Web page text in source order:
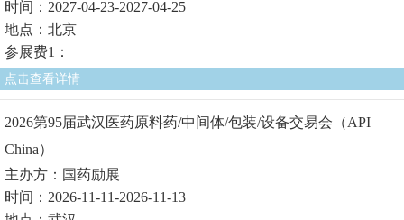
时间：2027-04-23-2027-04-25
地点：北京
参展费1：
点击查看详情
2026第95届武汉医药原料药/中间体/包装/设备交易会（API
China）
主办方：国药励展
时间：2026-11-11-2026-11-13